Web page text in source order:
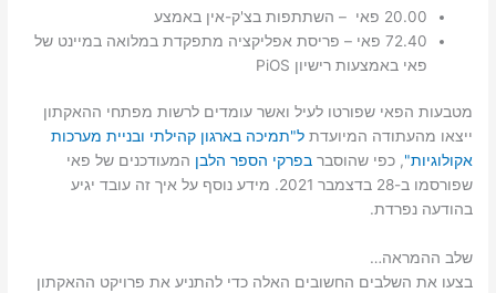
20.00 פאי – השתתפות בצ'ק-אין באמצע
72.40 פאי – פריסת אפליקציה מתפקדת במלואה במיינט של
פאי באמצעות רישיון PiOS
מטבעות הפאי שפורטו לעיל ואשר עומדים לרשות מפתחי ההאקתון
ייצאו מהעתודה המיועדתל"תמיכה בארגון קהילתי ובניית מערכות
אקולוגיות", כפי שהוסברבפרקי הספר הלבן המעודכנים של פאי
שפורסמו ב-28 בדצמבר 2021. מידע נוסף על איך זה עובד יגיע
בהודעה נפרדת.
שלב ההמראה…
בצעו את השלבים החשובים האלה כדי להתניע את פרויקט ההאקתון